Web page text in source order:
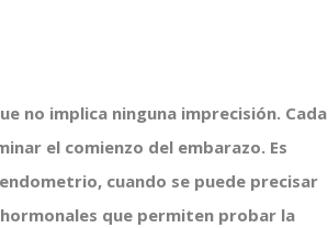
no implica ninguna imprecisión. Cada
el comienzo del embarazo. Es
cuando se puede precisar
que permiten probar la